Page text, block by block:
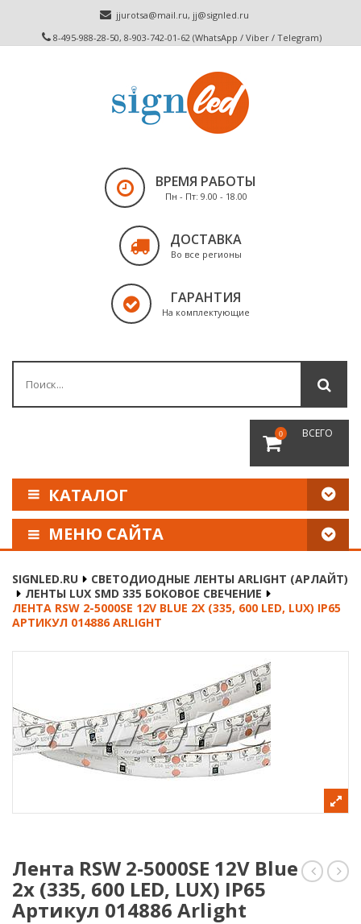
jjurotsa@mail.ru, jj@signled.ru
8-495-988-28-50, 8-903-742-01-62 (WhatsApp / Viber / Telegram)
ВРЕМЯ РАБОТЫ
Пн - Пт: 9.00 - 18.00
ДОСТАВКА
Во все регионы
ГАРАНТИЯ
На комплектующие
0 ВСЕГО
КАТАЛОГ
МЕНЮ САЙТА
ОПЛАТА И ДОСТАВКА
SIGNLED.RU
СВЕТОДИОДНЫЕ ЛЕНТЫ ARLIGHT (АРЛАЙТ)
ЛЕНТЫ LUX SMD 335 БОКОВОЕ СВЕЧЕНИЕ
ЛЕНТА RSW 2-5000SE 12V BLUE 2X (335, 600 LED, LUX) IP65
АРТИКУЛ 014886 ARLIGHT
RS RSW
Лента RSW 2-5000SE 12V Blue
2x (335, 600 LED, LUX) IP65
Артикул 014886 Arlight